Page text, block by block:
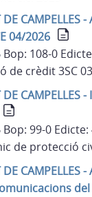
DE
04/2026
108-0
de crèdit 3SC
DE
99-0
de protecció
DE